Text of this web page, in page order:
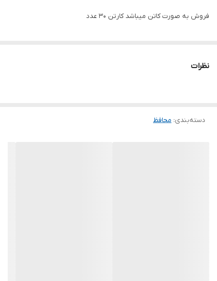
فروش به صورت کاتن میباشد کارتن ۳۰ عدد
نظرات
دسته‌بندی: محافظ